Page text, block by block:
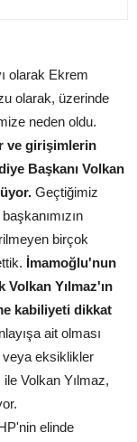
olarak Ekrem
olarak, üzerinde
neden oldu.
ve girişimlerin
Başkanı Volkan
Geçtiğimiz
birçok
İmamoğlu'nun
Yılmaz'ın
kabiliyeti dikkat
ait olması
veya eksiklikler
ile Volkan Yılmaz,
elinde